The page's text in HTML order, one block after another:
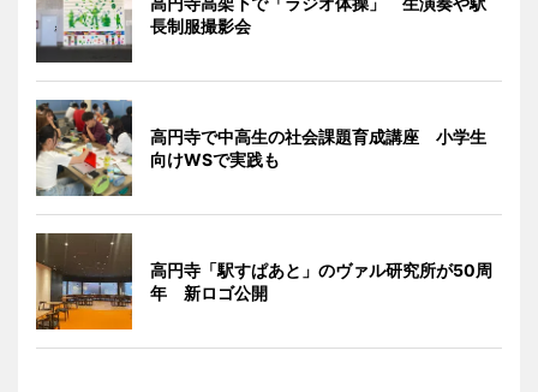
長制服撮影会
高円寺で中高生の社会課題育成講座 小学生
向けWSで実践も
高円寺「駅すぱあと」のヴァル研究所が50周
年 新ロゴ公開